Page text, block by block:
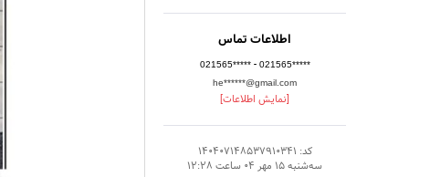
اطلاعات تماس
021565***** - 021565*****
he******@gmail.com
[نمایش اطلاعات]
کد: 140407148537910341
سه‌شنبه 15 مهر 04 ساعت 12:28